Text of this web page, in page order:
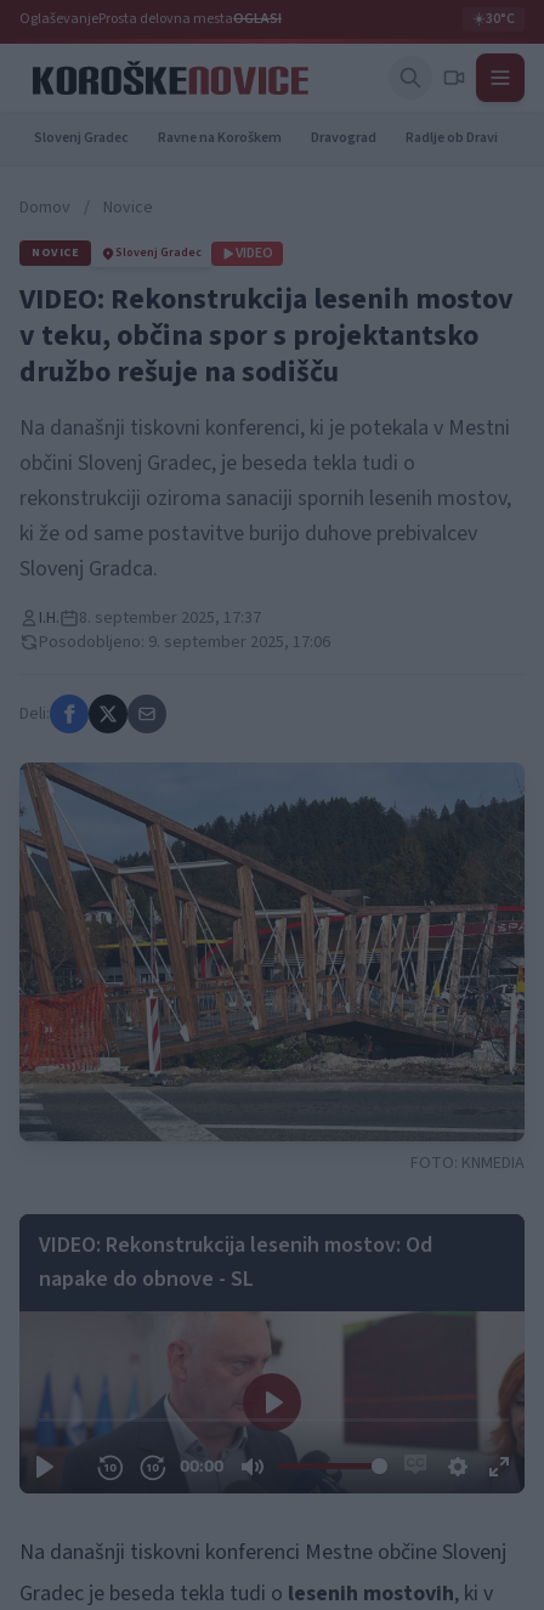
OglaševanjeProsta delovna mestaOGLASI ☀️30°C
Slovenj Gradec Ravne na Koroškem Dravograd Radlje ob Dravi
Domov / Novice
NOVICE Slovenj Gradec VIDEO
VIDEO: Rekonstrukcija lesenih mostov
v teku, občina spor s projektantsko
družbo rešuje na sodišču
Na današnji tiskovni konferenci, ki je potekala v Mestni
občini Slovenj Gradec, je beseda tekla tudi o
rekonstrukciji oziroma sanaciji spornih lesenih mostov,
ki že od same postavitve burijo duhove prebivalcev
Slovenj Gradca.
I.H.
8. september 2025, 17:37
Posodobljeno: 9. september 2025, 17:06
Deli:
FOTO: KNMEDIA
VIDEO: Rekonstrukcija lesenih mostov: Od
napake do obnove - SL
Na današnji tiskovni konferenci Mestne občine Slovenj
Gradec je beseda tekla tudi o lesenih mostovih, ki v